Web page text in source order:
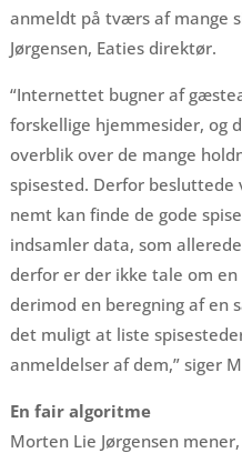
anmeldt på tværs af mange
Jørgensen, Eaties direktør.
“Internettet bugner af
forskellige hjemmesider, og
overblik over de mange
spisested. Derfor
nemt kan finde de gode
indsamler data, som
derfor er der ikke tale om
derimod en beregning af en
det muligt at liste
anmeldelser af dem,” siger
En fair algoritme
Morten Lie Jørgensen